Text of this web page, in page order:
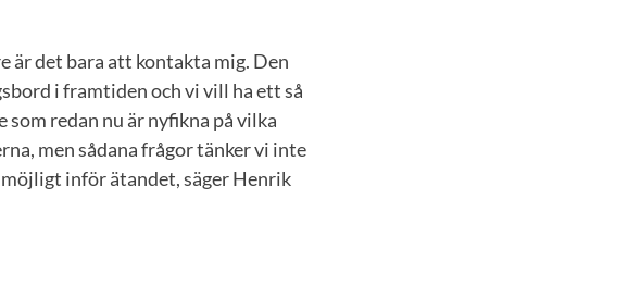
är det bara att kontakta mig. Den
i framtiden och vi vill ha ett så
redan nu är nyfikna på vilka
men sådana frågor tänker vi inte
inför ätandet, säger Henrik